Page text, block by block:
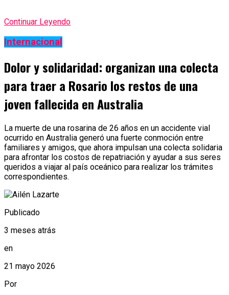
Continuar Leyendo
Internacional
Dolor y solidaridad: organizan una colecta
para traer a Rosario los restos de una
joven fallecida en Australia
La muerte de una rosarina de 26 años en un accidente vial
ocurrido en Australia generó una fuerte conmoción entre
familiares y amigos, que ahora impulsan una colecta solidaria
para afrontar los costos de repatriación y ayudar a sus seres
queridos a viajar al país oceánico para realizar los trámites
correspondientes.
Publicado
3 meses atrás
en
21 mayo 2026
Por